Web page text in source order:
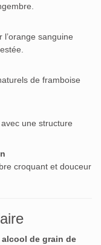
sanguine
de framboise
une structure
croquant et douceur
alcool de grain de